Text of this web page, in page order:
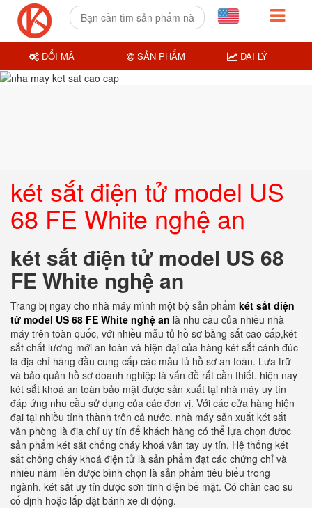
két sắt điện tử model US
68 FE White nghệ an
két sắt điện tử model US 68
FE White nghệ an
Trang bị ngay cho nhà máy mình một bộ sản phẩm két sắt điện
tử model US 68 FE White nghệ an là nhu cầu của nhiều nhà
máy trên toàn quốc, với nhiều mẫu tủ hồ sơ bằng sắt cao cấp,két
sắt chất lương mới an toàn và hiện đại của hàng két sắt cánh đúc
là địa chỉ hàng đầu cung cấp các mẫu tủ hồ sơ an toàn. Lưa trữ
và bảo quản hồ sơ doanh nghiệp là vấn đề rất cần thiết. hiện nay
két sắt khoá an toàn bảo mật được sản xuất tại nhà máy uy tín
đáp ứng nhu cầu sử dụng của các đơn vị. Với các cửa hàng hiện
đại tại nhiều tỉnh thành trên cả nước. nhà máy sản xuất két sắt
văn phòng là địa chỉ uy tín để khách hàng có thể lựa chọn được
sản phẩm két sắt chống cháy khoá vân tay uy tín. Hệ thống két
sắt chống cháy khoá điện tử là sản phẩm đạt các chứng chỉ và
nhiều năm liền được bình chọn là sản phẩm tiêu biểu trong
ngành. két sắt uy tín được sơn tĩnh điện bề mặt. Có chân cao su
cố định hoặc lắp đặt bánh xe di động.
ĐỔI MÃ SẢN PHẨM ĐẠI LÝ